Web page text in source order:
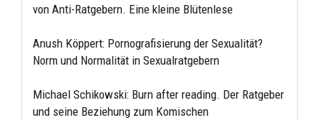
von Anti-Ratgebern. Eine kleine Blütenlese
Anush Köppert: Pornografisierung der Sexualität?
Norm und Normalität in Sexualratgebern
Michael Schikowski: Burn after reading. Der Ratgeber
und seine Beziehung zum Komischen